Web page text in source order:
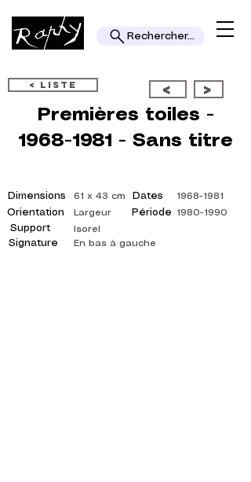
Rechercher...
< LISTE < >
Premières toiles -
1968-1981 - Sans titre
Dimensions
Orientation
Support
Signature
61 x 43 cm
Dates
Période
Largeur
Isorel
En bas à gauche
1968-1981
1980-1990